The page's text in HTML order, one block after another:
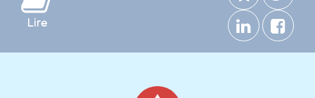
Lire